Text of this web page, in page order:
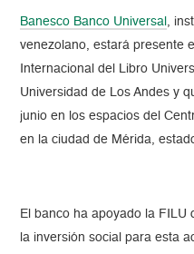
Banesco Banco Universal ,
venezolano, estará presente
Internacional del Libro
Universidad de Los Andes y
junio en los espacios del
en la ciudad de Mérida,
El banco ha apoyado la FILU
la inversión social para esta